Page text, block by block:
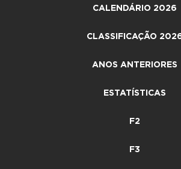
CALENDÁRIO 2026
CLASSIFICAÇÃO
ANOS ANTERIORES
ESTATÍSTICAS
F2
F3